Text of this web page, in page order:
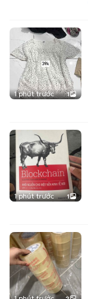
1 phút trước 1
1 phút trước 1